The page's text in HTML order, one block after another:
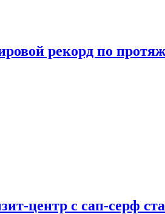
рекорд по
центр с сап-серф